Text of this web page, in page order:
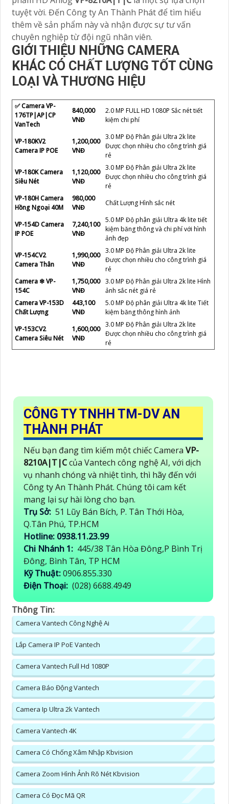
tuyệt vời. Đến Công ty An Thành Phát để tìm hiểu
thêm về sản phẩm này và nhận được sự tư vấn
chuyên nghiệp từ đội ngũ nhân viên.
GIỚI THIỆU NHỮNG CAMERA
KHÁC CÓ CHẤT LƯỢNG TỐT CÙNG
LOẠI VÀ THƯƠNG HIỆU
✅ Camera VP-
176TP|AP|CP
VanTech
840,000
VNĐ
2.0 MP FULL HD 1080P Sắc nét tiết
kiệm chi phí
VP-180KV2
Camera IP POE
1,200,000
VNĐ
3.0 MP Độ Phân giải Ultra 2k lite
Được chọn nhiều cho công trình giá
rẻ
VP-180K Camera
Siêu Nét
1,120,000
VNĐ
3.0 MP Độ Phân giải Ultra 2k lite
Được chọn nhiều cho công trình giá
rẻ
VP-180H Camera
Hồng Ngoại 40M
980,000
VNĐ
Chất Lượng Hình sắc nét
VP-154D Camera
IP POE
7,240,100
VNĐ
5.0 MP Độ phân giải Ultra 4k lite tiết
kiệm băng thông và chi phí với hình
ảnh đẹp
VP-154CV2
Camera Thân
1,990,000
VNĐ
3.0 MP Độ Phân giải Ultra 2k lite
Được chọn nhiều cho công trình giá
rẻ
Camera ❇ VP-
154C
1,750,000
VNĐ
3.0 MP Độ Phân giải Ultra 2k lite Hình
ảnh sắc nét giá rẻ
Camera VP-153D
Chất Lượng
443,100
VNĐ
5.0 MP Độ phân giải Ultra 4k lite Tiết
kiệm băng thông hình ảnh
VP-153CV2
Camera Siêu Nét
1,600,000
VNĐ
3.0 MP Độ Phân giải Ultra 2k lite
Được chọn nhiều cho công trình giá
rẻ
CÔNG TY TNHH TM-DV AN
THÀNH PHÁT
Nếu bạn đang tìm kiếm một chiếc Camera VP-
8210A|T|Ccủa Vantech công nghệ AI, với dịch
vụ nhanh chóng và nhiệt tình, thì hãy đến với
Công ty An Thành Phát. Chúng tôi cam kết
mang lại sự hài lòng cho bạn.
Trụ Sở: 51 Lũy Bán Bích, P. Tân Thới Hòa,
Q.Tân Phú, TP.HCM
Hotline: 0938.11.23.99
Chi Nhánh 1: 445/38 Tân Hòa Đông,P Bình Trị
Đông, Bình Tân, TP HCM
Kỹ Thuật:0906.855.330
Điện Thoại: (028) 6688.4949
Thông Tin:
Camera Vantech Công Nghệ Ai
Lắp Camera IP PoE Vantech
Camera Vantech Full Hd 1080P
Camera Báo Động Vantech
Camera Ip Ultra 2k Vantech
Camera Vantech 4K
Camera Có Chống Xâm Nhập Kbvision
Camera Zoom Hình Ảnh Rõ Nét Kbvision
Camera Có Đọc Mã QR